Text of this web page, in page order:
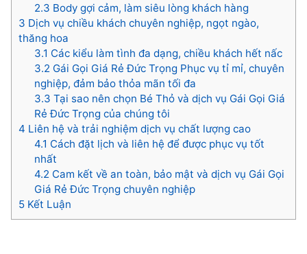
2.3 Body gợi cảm, làm siêu lòng khách hàng
3 Dịch vụ chiều khách chuyên nghiệp, ngọt ngào,
thăng hoa
3.1 Các kiểu làm tình đa dạng, chiều khách hết nấc
3.2 Gái Gọi Giá Rẻ Đức Trọng Phục vụ tỉ mỉ, chuyên
nghiệp, đảm bảo thỏa mãn tối đa
3.3 Tại sao nên chọn Bé Thỏ và dịch vụ Gái Gọi Giá
Rẻ Đức Trọng của chúng tôi
4 Liên hệ và trải nghiệm dịch vụ chất lượng cao
4.1 Cách đặt lịch và liên hệ để được phục vụ tốt
nhất
4.2 Cam kết về an toàn, bảo mật và dịch vụ Gái Gọi
Giá Rẻ Đức Trọng chuyên nghiệp
5 Kết Luận